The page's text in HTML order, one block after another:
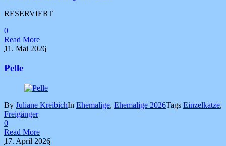
RESERVIERT
0
Read More
11. Mai 2026
Pelle
By Juliane KreibichIn Ehemalige, Ehemalige 2026Tags Einzelkatze,
Freigänger
0
Read More
17. April 2026